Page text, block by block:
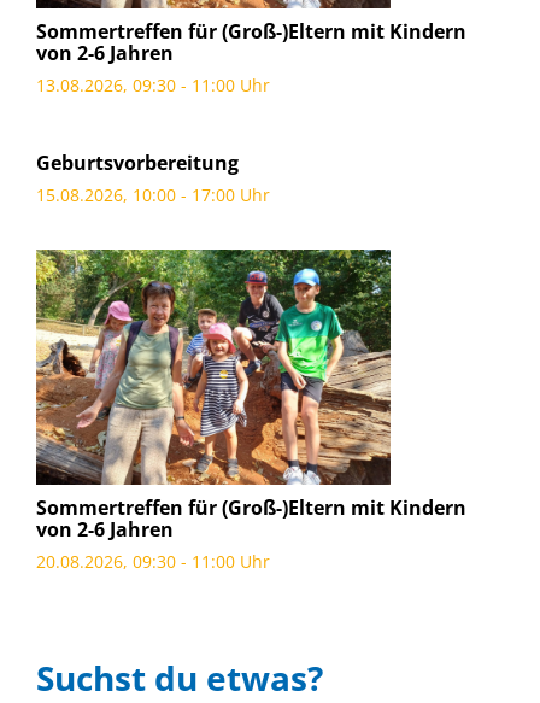
Sommertreffen für (Groß-)Eltern mit Kindern
von 2-6 Jahren
13.08.2026, 09:30 - 11:00 Uhr
Geburtsvorbereitung
15.08.2026, 10:00 - 17:00 Uhr
Sommertreffen für (Groß-)Eltern mit Kindern
von 2-6 Jahren
20.08.2026, 09:30 - 11:00 Uhr
Suchst du etwas?